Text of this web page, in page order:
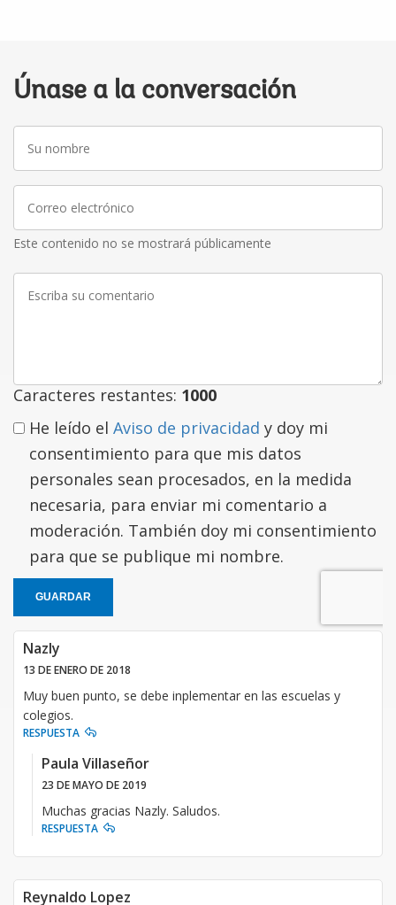
Únase a la conversación
Su
nombre
Correo
electrónico
Este contenido no se mostrará públicamente
Escriba
Caracteres restantes: 1000
He leído el Aviso de privacidad y doy mi
consentimiento para que mis datos
personales sean procesados, en la medida
necesaria, para enviar mi comentario a
moderación. También doy mi consentimiento
para que se publique mi nombre.
GUARDAR
Nazly
13 DE ENERO DE 2018
Muy buen punto, se debe inplementar en las escuelas y
colegios.
RESPUESTA
Paula Villaseñor
23 DE MAYO DE 2019
Muchas gracias Nazly. Saludos.
RESPUESTA
Reynaldo Lopez